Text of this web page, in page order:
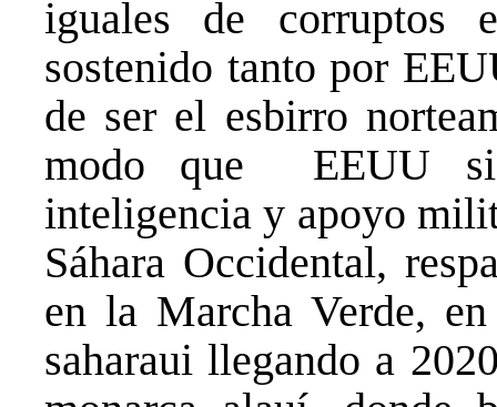
iguales de corruptos
sostenido tanto por
de ser el esbirro
modo que EEUU
inteligencia y apoyo
Sáhara Occidental,
en la Marcha Verde,
saharaui llegando a